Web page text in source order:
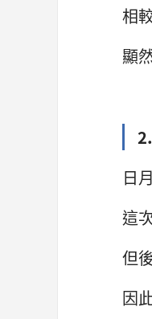
相
顯
日
這
但
因